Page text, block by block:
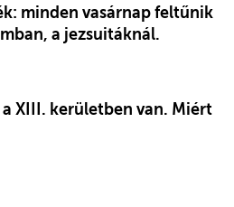
minden vasárnap feltűnik
a jezsuitáknál.
XIII. kerületben van. Miért